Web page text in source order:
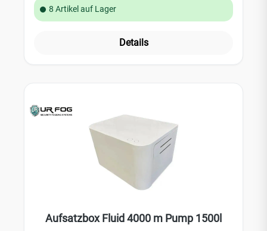
8 Artikel auf Lager
Details
Aufsatzbox Fluid 4000 m Pump 1500l